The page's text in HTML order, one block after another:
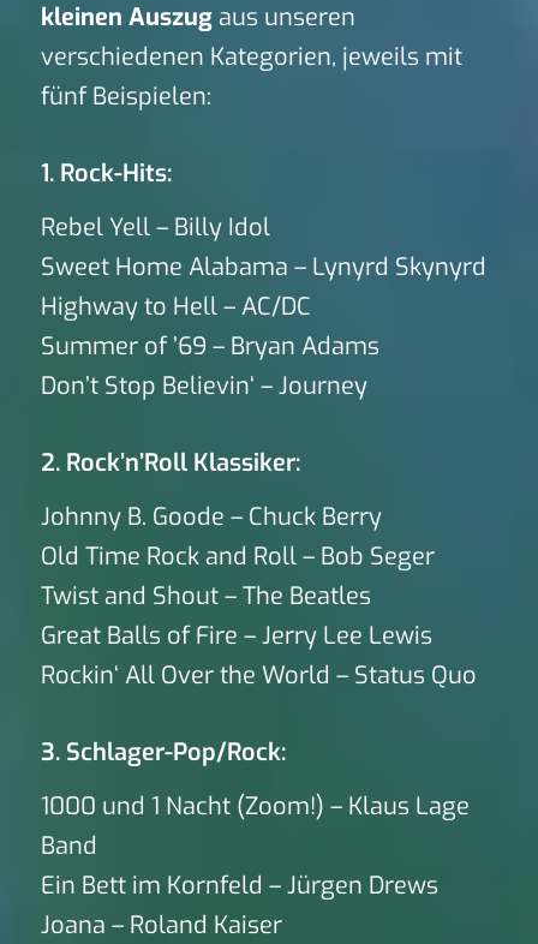
kleinen Auszugaus unseren
verschiedenen Kategorien, jeweils mit
fünf Beispielen:
1. Rock-Hits:
Rebel Yell – Billy Idol
Sweet Home Alabama – Lynyrd Skynyrd
Highway to Hell – AC/DC
Summer of ’69 – Bryan Adams
Don’t Stop Believin‘ – Journey
2. Rock’n’Roll Klassiker:
Johnny B. Goode – Chuck Berry
Old Time Rock and Roll – Bob Seger
Twist and Shout – The Beatles
Great Balls of Fire – Jerry Lee Lewis
Rockin‘ All Over the World – Status Quo
3. Schlager-Pop/Rock:
1000 und 1 Nacht (Zoom!) – Klaus Lage
Band
Ein Bett im Kornfeld – Jürgen Drews
Joana – Roland Kaiser